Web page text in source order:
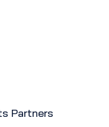
Partners